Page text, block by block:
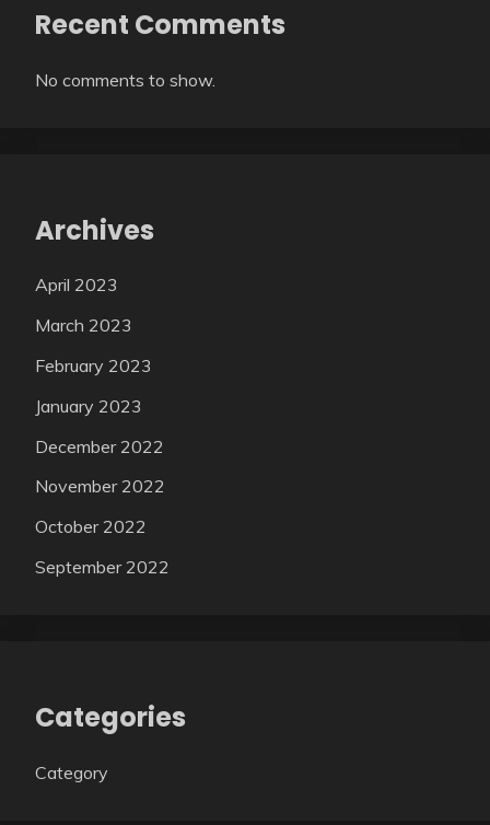
Recent Comments
No comments to show.
Archives
April 2023
March 2023
February 2023
January 2023
December 2022
November 2022
October 2022
September 2022
Categories
Category